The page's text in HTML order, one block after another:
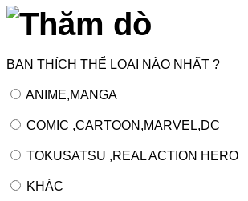
Thăm dò
BẠN THÍCH THỂ LOẠI NÀO NHẤT ?
ANIME,MANGA
COMIC ,CARTOON,MARVEL,DC
TOKUSATSU ,REAL ACTION HERO
KHÁC